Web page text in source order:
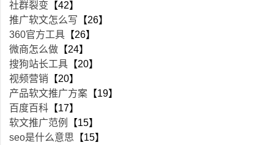
社群裂变 【42】
推广软文怎么写 【26】
360官方工具 【26】
微商怎么做 【24】
搜狗站长工具 【20】
视频营销 【20】
产品软文推广方案 【19】
百度百科 【17】
软文推广范例
【15】
seo是什么意思 【15】